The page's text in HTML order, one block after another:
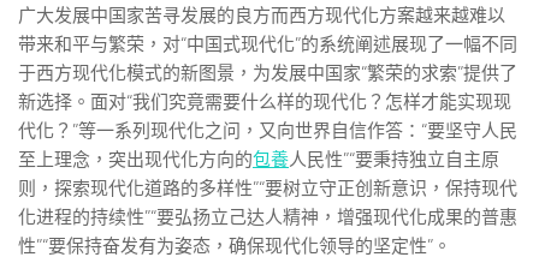
广大发展中国家苦寻发展的良方而西方现代化方案越来越难以
带来和平与繁荣，对“中国式现代化”的系统阐述展现了一幅不同
于西方现代化模式的新图景，为发展中国家“繁荣的求索”提供了
新选择。面对“我们究竟需要什么样的现代化？怎样才能实现现
代化？”等一系列现代化之问，又向世界自信作答：“要坚守人民
至上理念，突出现代化方向的包養人民性”“要秉持独立自主原
则，探索现代化道路的多样性”“要树立守正创新意识，保持现代
化进程的持续性”“要弘扬立己达人精神，增强现代化成果的普惠
性”“要保持奋发有为姿态，确保现代化领导的坚定性”。